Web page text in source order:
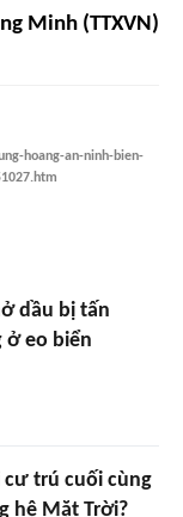
Minh (TTXVN)
hoang-an-ninh-bien-
dầu bị tấn
ở eo biển
trú cuối cùng
hệ Mặt Trời?